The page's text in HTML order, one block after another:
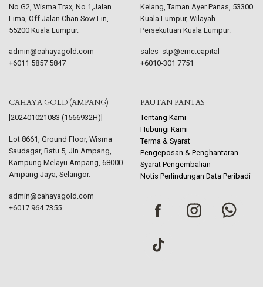
No.G2, Wisma Trax, No 1,Jalan
Lima, Off Jalan Chan Sow Lin,
55200 Kuala Lumpur.
admin@cahayagold.com
+6011 5857 5847
Kelang, Taman Ayer Panas, 53300
Kuala Lumpur, Wilayah
Persekutuan Kuala Lumpur.
sales_stp@emc.capital
+6010-301 7751
CAHAYA GOLD (AMPANG)
[202401021083 (1566932H)]
Lot 8661, Ground Floor, Wisma
Saudagar, Batu 5, Jln Ampang,
Kampung Melayu Ampang, 68000
Ampang Jaya, Selangor.
admin@cahayagold.com
+6017 964 7355
PAUTAN PANTAS
Tentang Kami
Hubungi Kami
Terma & Syarat
Pengeposan & Penghantaran
Syarat Pengembalian
Notis Perlindungan Data Peribadi